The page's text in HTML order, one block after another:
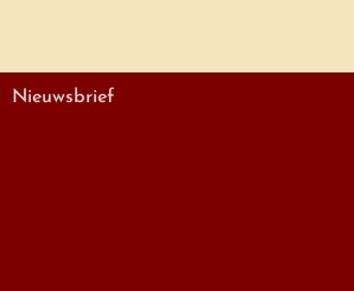
Nieuwsbrief